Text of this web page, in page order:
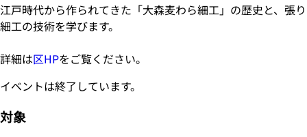
江戸時代から作られてきた「大森麦わら細工」の歴史と、張り
細工の技術を学びます。
詳細は区HPをご覧ください。
イベントは終了しています。
対象